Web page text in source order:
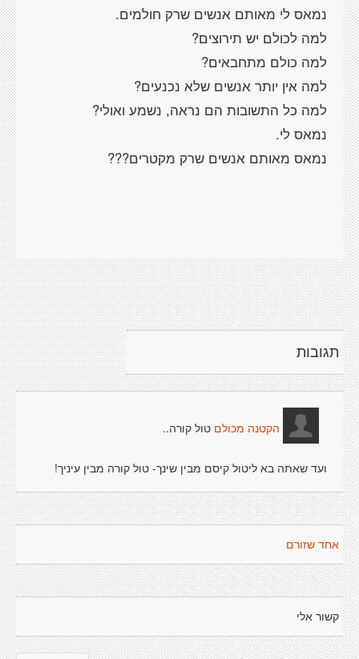
תגובות
הקטנה מכולם טול קורה..
ועד שאתה בא ליטול קיסם מבין שינך- טול קורה מבין עיניך!
אחד שזורם
קשור אלי